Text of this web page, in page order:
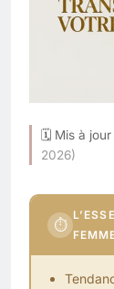
🗓 Mis à
2026)
⏱